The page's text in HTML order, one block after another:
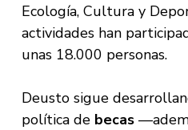
Ecología, Cultura y
actividades han
unas 18.000 personas.
Deusto sigue
política de becas